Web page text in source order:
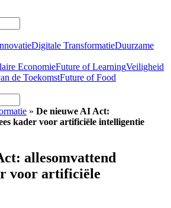
Digitale TransformatieDuurzame
EconomieFuture of LearningVeiligheid
de ToekomstFuture of Food
» De nieuwe AI Act:
kader voor artificiële intelligentie
allesomvattend
voor artificiële